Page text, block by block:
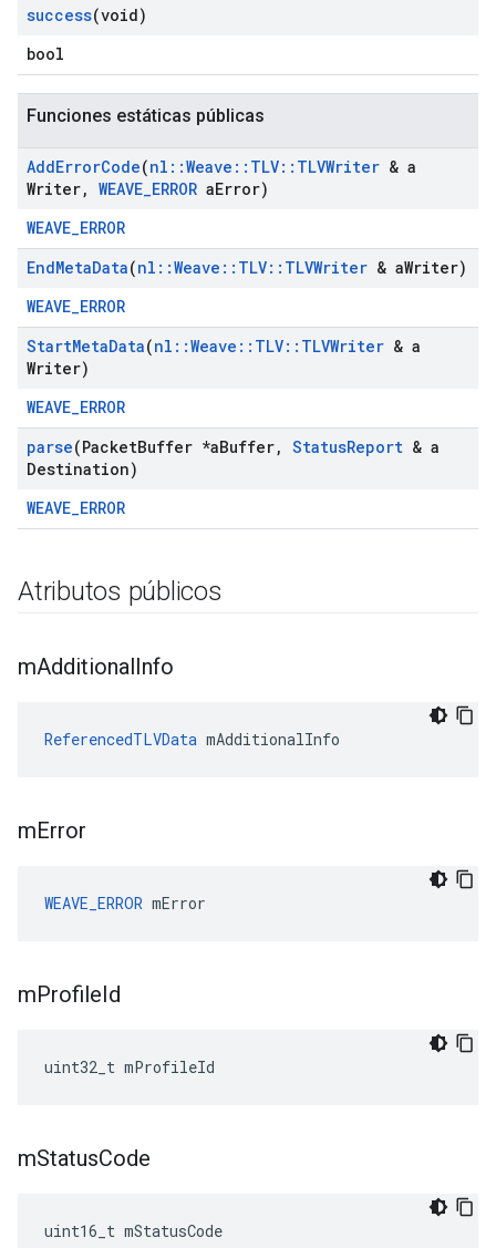
success(void)
bool
Funciones estáticas públicas
AddErrorCode(nl ::Weave :: TLV:: TLVWriter & a
Writer, WEAVE_ERROR aError)
WEAVE_ERROR
EndMetaData(nl ::Weave :: TLV:: TLVWriter & aWriter)
WEAVE_ERROR
StartMetaData(nl ::Weave :: TLV:: TLVWriter & a
Writer)
WEAVE_ERROR
parse(PacketBuffer *aBuffer, StatusReport & a
Destination)
WEAVE_ERROR
Atributos públicos
mAdditionalInfo
ReferencedTLVData mAdditionalInfo
mError
WEAVE_ERROR mError
mProfileId
uint32_t mProfileId
mStatusCode
uint16_t mStatusCode